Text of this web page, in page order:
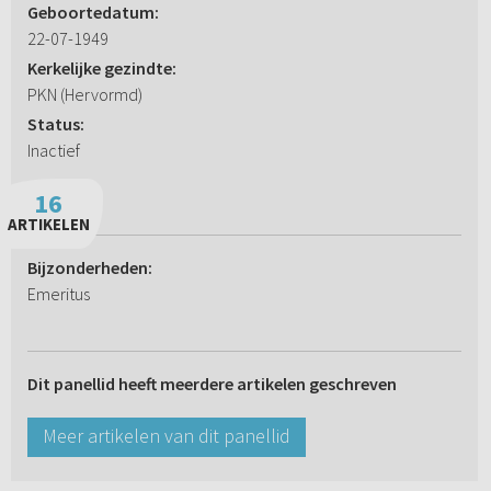
Geboortedatum:
22-07-1949
Kerkelijke gezindte:
PKN (Hervormd)
Status:
Inactief
16
ARTIKELEN
Bijzonderheden:
Emeritus
Dit panellid heeft meerdere artikelen geschreven
Meer artikelen van dit panellid